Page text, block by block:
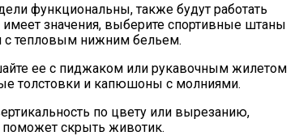
функциональны, также будут работать
значения, выберите спортивные штаны
с тепловым нижним бельем.
ее с пиджаком или рукавочным жилетом
толстовки и капюшоны с молниями.
по цвету или вырезанию,
поможет скрыть животик.